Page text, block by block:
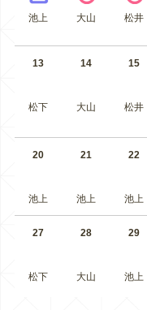
池上 大山 松井
13
松下
14
大山
15
松井
20
池上
21
池上
22
池上
27
松下
28
大山
29
池上